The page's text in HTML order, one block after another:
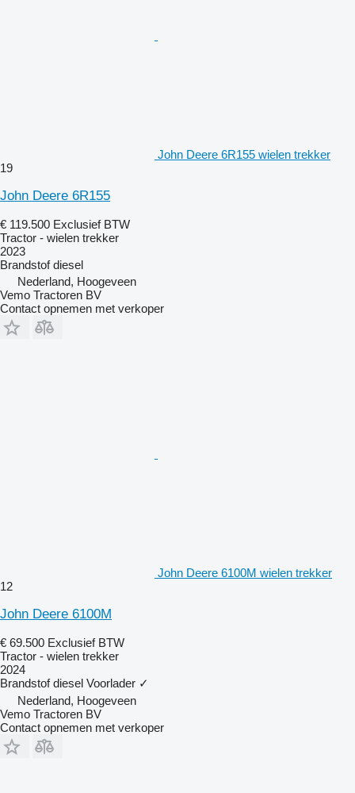
John Deere 6R155 wielen trekker
19
John Deere 6R155
€ 119.500 Exclusief BTW
Tractor - wielen trekker
2023
Brandstof diesel
Nederland, Hoogeveen
Vemo Tractoren BV
Contact opnemen met verkoper
John Deere 6100M wielen trekker
12
John Deere 6100M
€ 69.500 Exclusief BTW
Tractor - wielen trekker
2024
Brandstof diesel Voorlader ✓
Nederland, Hoogeveen
Vemo Tractoren BV
Contact opnemen met verkoper